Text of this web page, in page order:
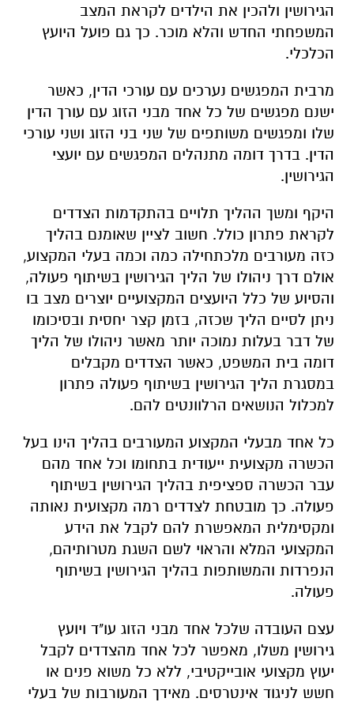
הגירושין ולהכין את הילדים לקראת המצב
המשפחתי החדש והלא מוכר. כך גם פועל היועץ
הכלכלי.
מרבית המפגשים נערכים עם עורכי הדין, כאשר
ישנם מפגשים של כל אחד מבני הזוג עם עורך הדין
שלו ומפגשים משותפים של שני בני הזוג ושני עורכי
הדין. בדרך דומה מתנהלים המפגשים עם יועצי
הגירושין.
היקף ומשך ההליך תלויים בהתקדמות הצדדים
לקראת פתרון כולל. חשוב לציין שאומנם בהליך
כזה מעורבים מלכתחילה כמה וכמה בעלי המקצוע,
אולם דרך ניהולו של הליך הגירושין בשיתוף פעולה,
והסיוע של כלל היועצים המקצועיים יוצרים מצב בו
ניתן לסיים הליך שכזה, בזמן קצר יחסית ובסיכומו
של דבר בעלות נמוכה יותר מאשר ניהולו של הליך
דומה בית המשפט, כאשר הצדדים מקבלים
במסגרת הליך הגירושין בשיתוף פעולה פתרון
למכלול הנושאים הרלוונטים להם.
כל אחד מבעלי המקצוע המעורבים בהליך הינו בעל
הכשרה מקצועית ייעודית בתחומו וכל אחד מהם
עבר הכשרה ספציפית בהליך הגירושין בשיתוף
פעולה. כך מובטחת לצדדים רמה מקצועית נאותה
ומקסימלית המאפשרת להם לקבל את הידע
המקצועי המלא והראוי לשם השגת מטרותיהם,
הנפרדות והמשותפות בהליך הגירושין בשיתוף
פעולה.
עצם העובדה שלכל אחד מבני הזוג עו"ד ויועץ
גירושין משלו, מאפשר לכל אחד מהצדדים לקבל
יעוץ מקצועי אובייקטיבי, ללא כל משוא פנים או
חשש לניגוד אינטרסים. מאידך המעורבות של בעלי